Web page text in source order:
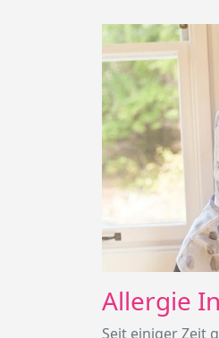
Allergie
Seit einiger Zeit